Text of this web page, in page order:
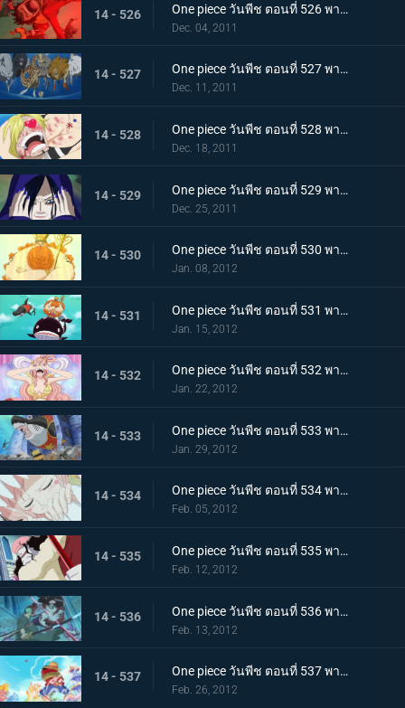
14 - 526 One piece วันพีช ตอนที่ 526 พากย์ไทย ภูเขาไฟใต้ทะเลปะทุ! ลอยล่องสู่เกาะมนุษย์เงือก
Dec. 04, 2011
14 - 527 One piece วันพีช ตอนที่ 527 พากย์ไทย ขึ้นสู่เกาะมนุษย์เงือก! พบเหล่านางเงือกแสนงาม
Dec. 11, 2011
14 - 528 One piece วันพีช ตอนที่ 528 พากย์ไทย ตื่นเต้นจนล้นปรี่! ชีวิตของซันจิตกอยู่ในอันตราย!!!
Dec. 18, 2011
14 - 529 One piece วันพีช ตอนที่ 529 พากย์ไทย เกาะมนุษย์เงือกล้มสลาย!!! คำทำนายของเชอรี่!
Dec. 25, 2011
14 - 530 One piece วันพีช ตอนที่ 530 พากย์ไทย ราชาแห่งเกาะมนุษย์เงือก! เนปจูนเทพเจ้าแห่งท้องทะเล
Jan. 08, 2012
14 - 531 One piece วันพีช ตอนที่ 531 พากย์ไทย วังริวงู! ฉลามที่ช่วยไว้เป็นผู้นำทาง
Jan. 15, 2012
14 - 532 One piece วันพีช ตอนที่ 532 พากย์ไทย อ่อนแอแถมขี้แย! เจ้าหญิงเงือกบนหอคอยโควคาคุ!
Jan. 22, 2012
14 - 533 One piece วันพีช ตอนที่ 533 พากย์ไทย สถานการณ์ฉุกเฉิน! วังริวงูถูกยึด
Jan. 29, 2012
14 - 534 One piece วันพีช ตอนที่ 534 พากย์ไทย วังริวงูสั่นสะเทือน! ชิราโฮชิถูกลักพาตัว
Feb. 05, 2012
14 - 535 One piece วันพีช ตอนที่ 535 พากย์ไทย โฮดี้บุกจู่โจม แผนการล้างแค้นเริ่มขึ้นแล้ว
Feb. 12, 2012
14 - 536 One piece วันพีช ตอนที่ 536 พากย์ไทย ศึกตัดสินในวังริวงู! โซโล ปะทะ โฮดี้!
Feb. 13, 2012
14 - 537 One piece วันพีช ตอนที่ 537 พากย์ไทย ปกป้องชิราโฮชิ การไล่ล่าของเด็คเค่น
Feb. 26, 2012